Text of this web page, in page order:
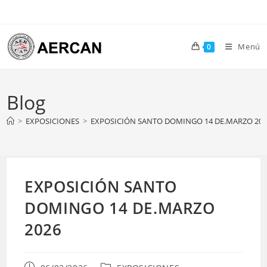
contenido
0 Menú
Blog
> EXPOSICIONES > EXPOSICIÓN SANTO DOMINGO 14 DE.MARZO
EXPOSICIÓN SANTO
DOMINGO 14 DE.MARZO
2026